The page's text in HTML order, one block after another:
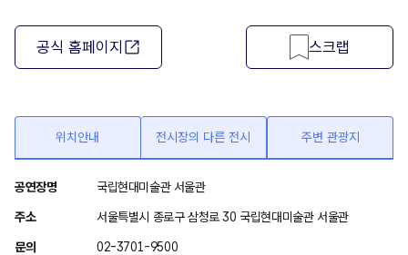
공식 홈페이지 스크랩
위치안내 전시장의 다른 전시 주변 관광지
위
치
안
공연장명 국립현대미술관 서울관
주소 서울특별시 종로구 삼청로 30 국립현대미술관 서울관
문의 02-3701-9500